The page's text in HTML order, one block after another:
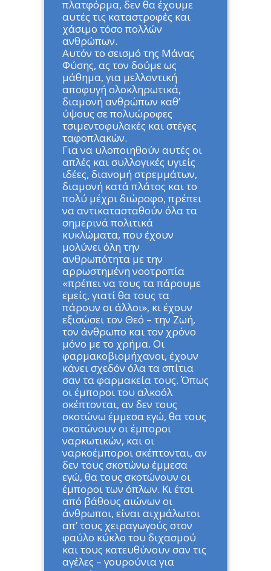
πλατφόρμα, δεν θα έχουμε
αυτές τις καταστροφές και
χάσιμο τόσο πολλών
ανθρώπων.
Αυτόν το σεισμό της Μάνας
Φύσης, ας τον δούμε ως
μάθημα, για μελλοντική
αποφυγή ολοκληρωτικά,
διαμονή ανθρώπων καθ’
ύψους σε πολυώροφες
τσιμεντοφυλακές και στέγες
ταφοπλακών.
Για να υλοποιηθούν αυτές οι
απλές και συλλογικές υγιείς
ιδέες, διανομή στρεμμάτων,
διαμονή κατά πλάτος και το
πολύ μέχρι διώροφο, πρέπει
να αντικατασταθούν όλα τα
σημερινά πολιτικά
κυκλώματα, που έχουν
μολύνει όλη την
ανθρωπότητα με την
αρρωστημένη νοοτροπία
«πρέπει να τους τα πάρουμε
εμείς, γιατί θα τους τα
πάρουν οι άλλοι», κι έχουν
εξισώσει τον Θεό – την Ζωή,
τον άνθρωπο και τον χρόνο
μόνο με το χρήμα. Οι
φαρμακοβιομήχανοι, έχουν
κάνει σχεδόν όλα τα σπίτια
σαν τα φαρμακεία τους. Όπως
οι έμποροι του αλκοόλ
σκέπτονται, αν δεν τους
σκοτώνω έμμεσα εγώ, θα τους
σκοτώνουν οι έμποροι
ναρκωτικών, και οι
ναρκοέμποροι σκέπτονται, αν
δεν τους σκοτώνω έμμεσα
εγώ, θα τους σκοτώνουν οι
έμποροι των όπλων. Κι έτσι
από βάθους αιώνων οι
άνθρωποι, είναι αιχμάλωτοι
απ’ τους χειραγωγούς στον
φαύλο κύκλο του διχασμού
και τους κατευθύνουν σαν τις
αγέλες – γουρούνια για